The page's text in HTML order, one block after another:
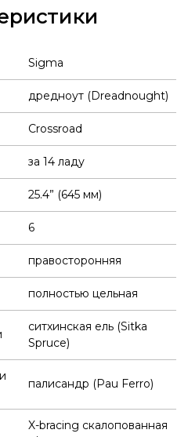
Sigma
дредноут (Dreadnought)
Crossroad
за 14 ладу
25.4” (645 мм)
6
правосторонняя
полностью цельная
ситхинская ель (Sitka
Spruce)
палисандр (Pau Ferro)
X-bracing скалопованная